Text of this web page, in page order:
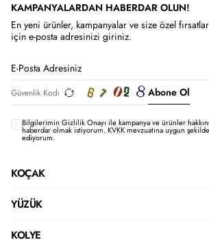
KAMPANYALARDAN HABERDAR OLUN!
En yeni ürünler, kampanyalar ve size özel fırsatlar
için e-posta adresinizi giriniz.
Abone Ol
Bilgilerimin Gizlilik Onayı ile kampanya ve ürünler
haberdar olmak istiyorum.KVKK mevzuatına uygun
ediyorum.
KOÇAK
YÜZÜK
KOLYE